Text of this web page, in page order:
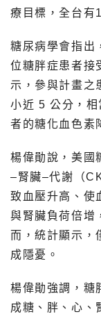
療目標，全台有
糖尿病學會指出
位糖胖症患者接
示，參與計畫之
小近 5 公分，相
者的糖化血色素
楊偉勛說，美國
–腎臟–代謝（
致血壓升高、使
與腎臟負荷倍增
而，統計顯示，
成隱憂。
楊偉勛強調，糖
成糖、胖、心、